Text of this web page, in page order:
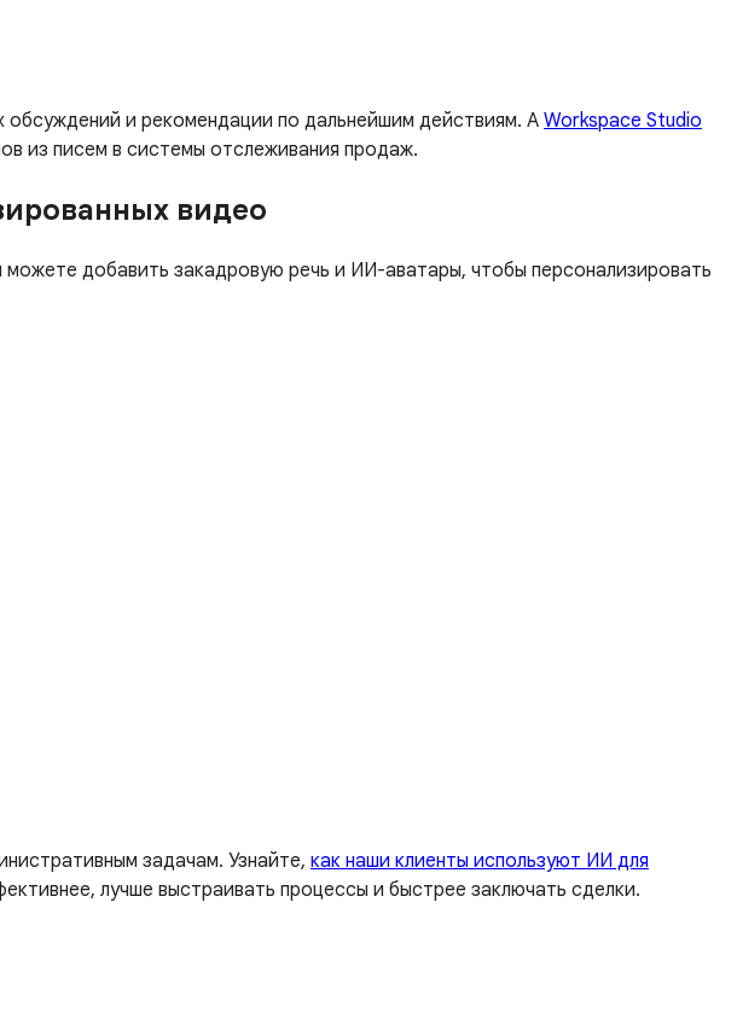
обсуждений и рекомендации по дальнейшим действиям. А Workspace Studio
из писем в системы отслеживания продаж.
видео
добавить закадровую речь и ИИ-аватары, чтобы персонализировать
задачам. Узнайте, как наши клиенты используют ИИ для
лучше выстраивать процессы и быстрее заключать сделки.